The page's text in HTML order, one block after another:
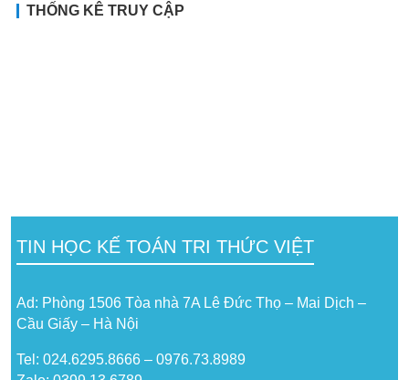
THỐNG KÊ TRUY CẬP
TIN HỌC KẾ TOÁN TRI THỨC VIỆT
Ad: Phòng 1506 Tòa nhà 7A Lê Đức Thọ – Mai Dịch –
Cầu Giấy – Hà Nội
Tel: 024.6295.8666 – 0976.73.8989